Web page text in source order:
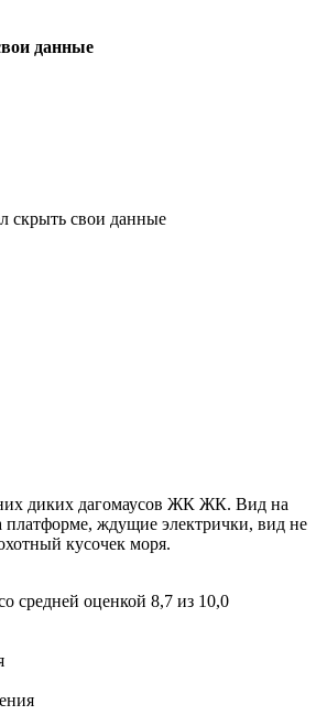
данные
скрыть свои данные
диких дагомаусов ЖК ЖК. Вид на
платформе, ждущие электрички, вид не
кусочек моря.
средней оценкой 8,7 из 10,0